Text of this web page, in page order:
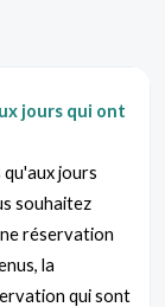
jours qui ont
jours
souhaitez
réservation
la
qui sont